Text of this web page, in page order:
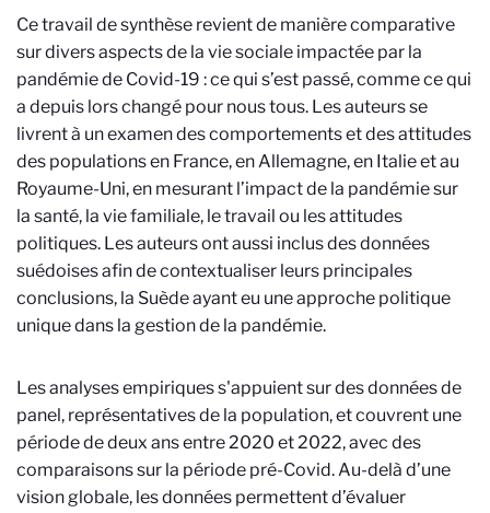
Ce travail de synthèse revient de manière comparative
sur divers aspects de la vie sociale impactée par la
pandémie de Covid-19 : ce qui s’est passé, comme ce qui
a depuis lors changé pour nous tous. Les auteurs se
livrent à un examen des comportements et des attitudes
des populations en France, en Allemagne, en Italie et au
Royaume-Uni, en mesurant l’impact de la pandémie sur
la santé, la vie familiale, le travail ou les attitudes
politiques. Les auteurs ont aussi inclus des données
suédoises afin de contextualiser leurs principales
conclusions, la Suède ayant eu une approche politique
unique dans la gestion de la pandémie.
Les analyses empiriques s'appuient sur des données de
panel, représentatives de la population, et couvrent une
période de deux ans entre 2020 et 2022, avec des
comparaisons sur la période pré-Covid. Au-delà d’une
vision globale, les données permettent d’évaluer